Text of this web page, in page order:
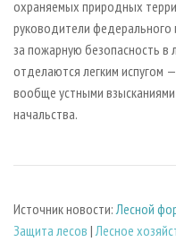
охраняемых природных
руководители федерального
за пожарную безопасность в
отделаются легким испугом
вообще устными
начальства.
Источник новости:Лесной
Защита лесов |Лесное